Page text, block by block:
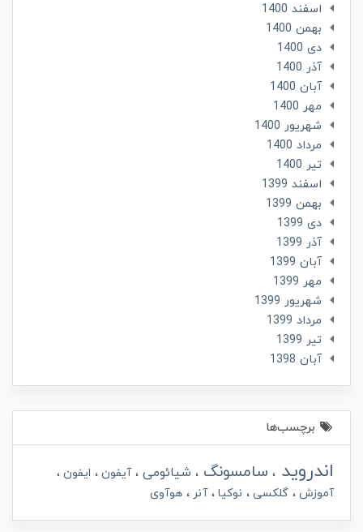
اسفند 1400
بهمن 1400
دی 1400
آذر 1400
آبان 1400
مهر 1400
شهریور 1400
مرداد 1400
تير 1400
اسفند 1399
بهمن 1399
دی 1399
آذر 1399
آبان 1399
مهر 1399
شهریور 1399
مرداد 1399
تير 1399
آبان 1398
برچسب‌ها
اندروید سامسونگ شیائومی آیفون
ایفون
آموزش
گلکسی نوکیا آنر هوآوی